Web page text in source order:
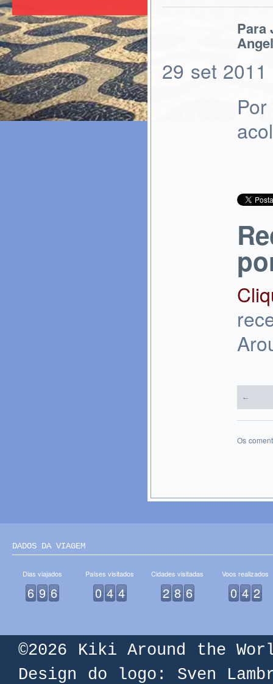
Para
29 set 2011
←
Os
DADOS DA VIAGEM
Dias viajados
6 9 6
Países visitados
0 4 4
Cidades visitadas
2 8 6
Voos realizados
0 4 2
©2026 Kiki Around the
Design do logo: Sven